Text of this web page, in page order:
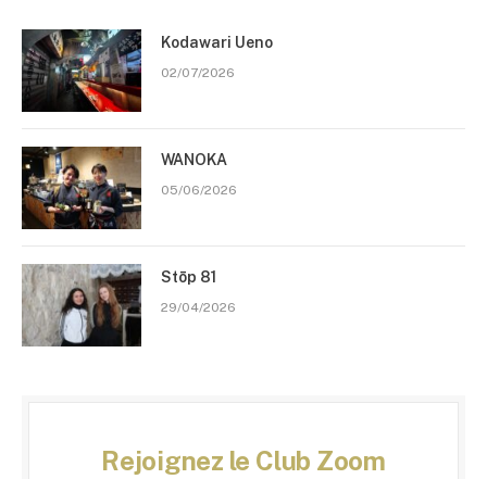
Kodawari Ueno
02/07/2026
WANOKA
05/06/2026
Stōp 81
29/04/2026
Rejoignez le Club Zoom